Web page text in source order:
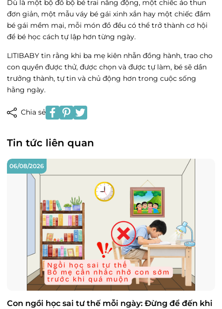
Dù là một bộ đồ bộ bé trai năng động, một chiếc áo thun
đơn giản, một mẫu váy bé gái xinh xắn hay một chiếc đầm
bé gái mềm mại, mỗi món đồ đều có thể trở thành cơ hội
để bé học cách tự lập hơn từng ngày.
LITIBABY tin rằng khi ba mẹ kiên nhẫn đồng hành, trao cho
con quyền được thử, được chọn và được tự làm, bé sẽ dần
trưởng thành, tự tin và chủ động hơn trong cuộc sống
hằng ngày.
Chia sẻ
Tin tức liên quan
06/08/2026
Con ngồi học sai tư thế mỗi ngày: Đừng để đến khi